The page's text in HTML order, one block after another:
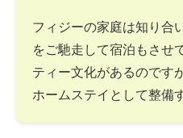
フィジーの家庭は知り合
をご馳走して宿泊もさせ
ティー文化があるのです
ホームステイとして整備